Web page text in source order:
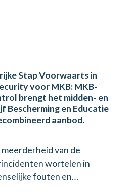
Stap Voorwaarts in
voor MKB: MKB-
brengt het midden- en
Bescherming en Educatie
aanbod.
meerderheid van de
wortelen in
fouten en…